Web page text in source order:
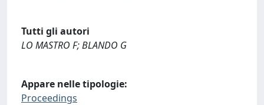
Tutti gli autori
LO MASTRO F; BLANDO G
Appare nelle tipologie:
Proceedings